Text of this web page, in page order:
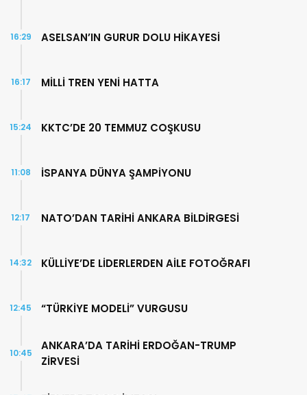
ASELSAN’IN GURUR DOLU HİKAYESİ
16:29
MİLLİ TREN YENİ HATTA
16:17
KKTC’DE 20 TEMMUZ COŞKUSU
15:24
İSPANYA DÜNYA ŞAMPİYONU
11:08
NATO’DAN TARİHİ ANKARA BİLDİRGESİ
12:17
KÜLLİYE’DE LİDERLERDEN AİLE FOTOĞRAFI
14:32
“TÜRKİYE MODELİ” VURGUSU
12:45
ANKARA’DA TARİHİ ERDOĞAN-TRUMP
ZİRVESİ
10:45